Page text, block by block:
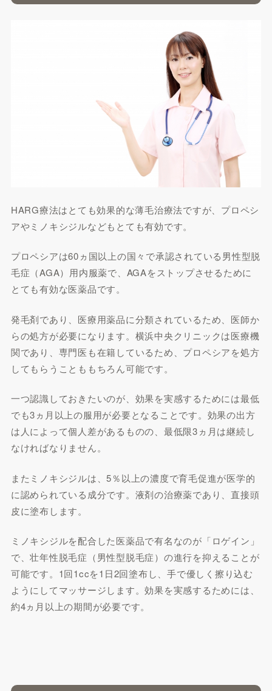
HARG療法はとても効果的な薄毛治療法ですが、プロペシ
アやミノキシジルなどもとても有効です。
プロペシアは60ヵ国以上の国々で承認されている男性型脱
毛症（AGA）用内服薬で、AGAをストップさせるために
とても有効な医薬品です。
発毛剤であり、医療用薬品に分類されているため、医師か
らの処方が必要になります。横浜中央クリニックは医療機
関であり、専門医も在籍しているため、プロペシアを処方
してもらうことももちろん可能です。
一つ認識しておきたいのが、効果を実感するためには最低
でも3ヵ月以上の服用が必要となることです。効果の出方
は人によって個人差があるものの、最低限3ヵ月は継続し
なければなりません。
またミノキシジルは、5％以上の濃度で育毛促進が医学的
に認められている成分です。液剤の治療薬であり、直接頭
皮に塗布します。
ミノキシジルを配合した医薬品で有名なのが「ロゲイン」
で、壮年性脱毛症（男性型脱毛症）の進行を抑えることが
可能です。1回1ccを1日2回塗布し、手で優しく擦り込む
ようにしてマッサージします。効果を実感するためには、
約4ヵ月以上の期間が必要です。